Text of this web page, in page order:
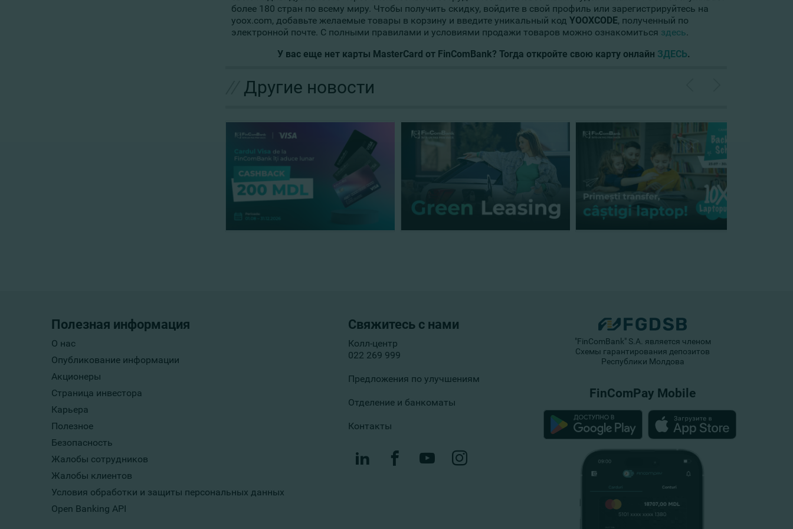
более 180 стран по всему миру. Чтобы получить скидку, войдите в свой профиль или зарегистрируйтесь на
yoox.com, добавьте желаемые товары в корзину и введите уникальный код YOOXCODE, полученный по
электронной почте. С полными правилами и условиями продажи товаров можно ознакомиться здесь.
У вас еще нет карты MasterCard от FinComBank? Тогда откройте свою карту онлайн ЗДЕСЬ.
Другие новости
Полезная информация
О нас
Опубликование информации
Акционеры
Страница инвестора
Карьера
Полезное
Безопасность
Жалобы сотрудников
Жалобы клиентов
Условия обработки и защиты персональных данных
Open Banking API
Свяжитесь с нами
Колл-центр
022 269 999
Предложения по улучшениям
Отделение и банкоматы
Контакты
"FinComBank" S.A. является членом
Схемы гарантирования депозитов
Республики Молдова
FinComPay Mobile